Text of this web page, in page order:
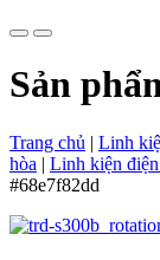
Sản
Trang chủ | Linh
hòa | Linh kiện
#68e7f82dd